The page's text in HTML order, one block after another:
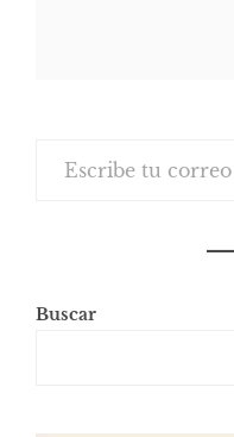
Buscar